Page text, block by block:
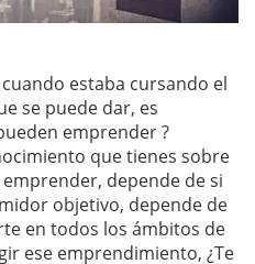
estaba cursando el
se puede dar, es
emprender ?
que tienes sobre
depende de si
objetivo, depende de
en todos los ámbitos de
ese emprendimiento, ¿Te